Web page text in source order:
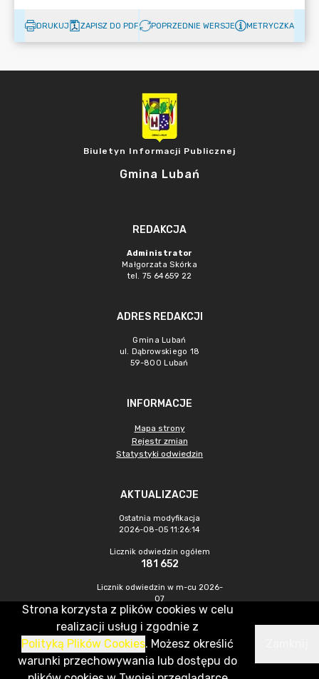
DRUKUJ ZAPISZ DO PDF POPRZEDNIE WERSJE METRYCZKA
Biuletyn Informacji Publicznej
Gmina Lubań
REDAKCJA
Administrator
Małgorzata Skórka
tel. 75 64659 22
ADRES REDAKCJI
Gmina Lubań
ul. Dąbrowskiego 18
59-800 Lubań
INFORMACJE
Mapa strony
Rejestr zmian
Statystyki odwiedzin
AKTUALIZACJE
Ostatnia modyfikacja
2026-08-05 11:26:14
Licznik odwiedzin ogółem
181 652
Licznik odwiedzin w m-cu 2026-
07
243
CMS & Hosting: Nefeni Sp. z o.o.
Strona korzysta z plików cookies w celu
realizacji usług i zgodnie z
Polityką Plików Cookies. Możesz określić
warunki przechowywania lub dostępu do